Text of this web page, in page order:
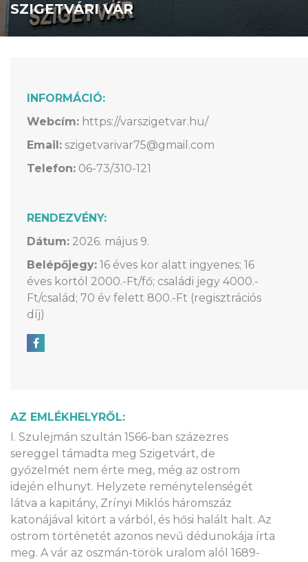
SZIGETVÁRI VÁR
AZ EMLÉKHELYRŐL:
I. Szulejmán szultán 1566-ban százezres
sereggel támadta meg Szigetvárt, de
győzelmét nem érte meg, még az ostrom
idején elhunyt. Helyzete reménytelenségét
látva a kapitány, Zrínyi Miklós háromszáz
katonájával kitört a várból, és hősi halált halt. Az
ostrom történetét azonos nevű dédunokája írta
meg. A vár az oszmán-török uralom alól 1689-
INFORMÁCIÓ:
Webcím: https://varszigetvar.hu/
Email: szigetvarivar75@gmail.com
Telefon: 06-73/310-121
RENDEZVÉNY:
Dátum: 2026. május 9.
Belépőjegy: 16 éves kor alatt ingyenes; 16
éves kortól 2000.-Ft/fő; családi jegy 4000.-
Ft/család; 70 év felett 800.-Ft (regisztrációs
díj)
Megosztás Facebookon